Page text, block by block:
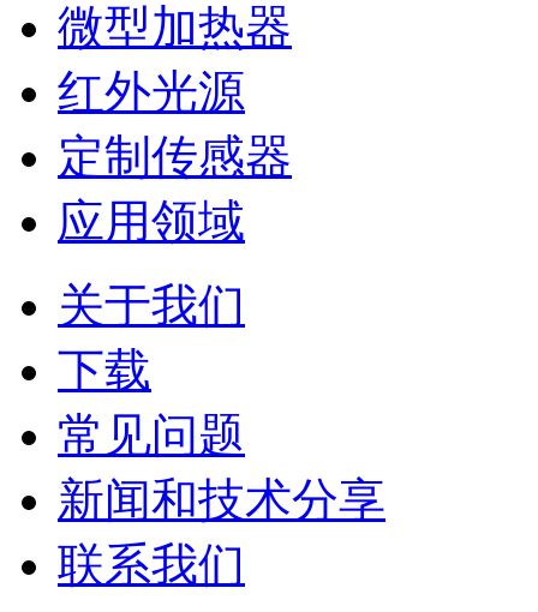
微型加热器
红外光源
定制传感器
应用领域
关于我们
下载
常见问题
新闻和技术分享
联系我们